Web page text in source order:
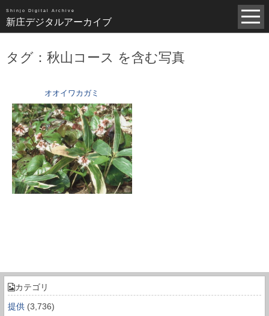
Shinjo Digital Archive
新庄デジタルアーカイブ
近世（14） 近代（19）
写真全一覧
タグ全一覧
新庄デジタルアーカイブについて
TOPページ
カテゴリ
提供 (3,736)
タグ：秋山コース を含む写真
オオイワカガミ